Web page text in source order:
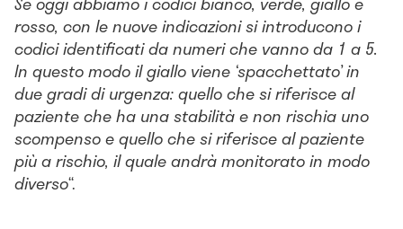
rosso, con le nuove indicazioni si introducono i
codici identificati da numeri che vanno da 1 a 5.
In questo modo il giallo viene ‘spacchettato’ in
due gradi di urgenza: quello che si riferisce al
paziente che ha una stabilità e non rischia uno
scompenso e quello che si riferisce al paziente
più a rischio, il quale andrà monitorato in modo
diverso“.